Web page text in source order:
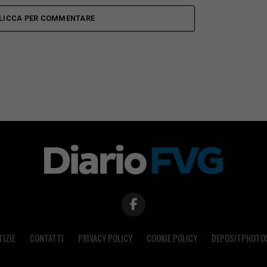
PER COMMENTARE
CONTATTI PRIVACY POLICY COOKIE POLICY